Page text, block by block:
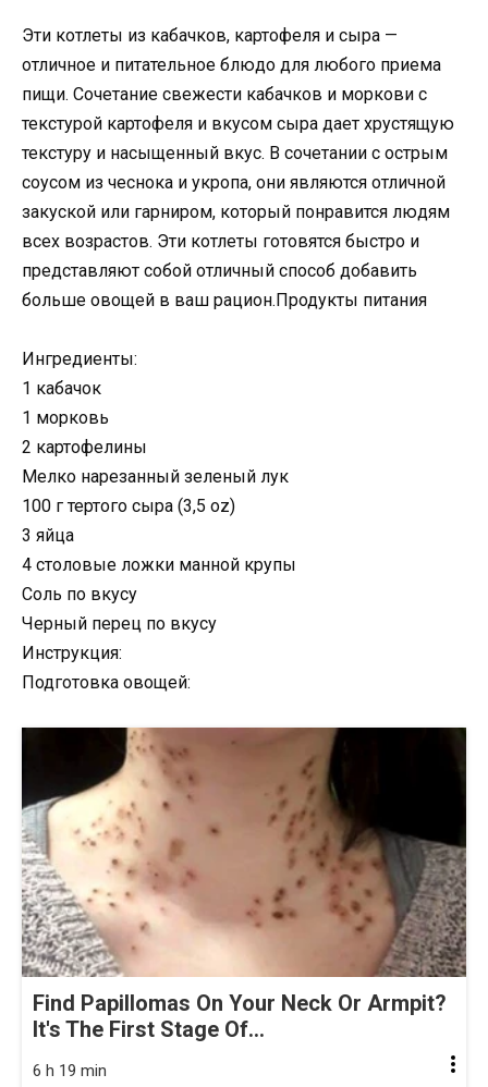
Эти котлеты из кабачков, картофеля и сыра —
отличное и питательное блюдо для любого приема
пищи. Сочетание свежести кабачков и моркови с
текстурой картофеля и вкусом сыра дает хрустящую
текстуру и насыщенный вкус. В сочетании с острым
соусом из чеснока и укропа, они являются отличной
закуской или гарниром, который понравится людям
всех возрастов. Эти котлеты готовятся быстро и
представляют собой отличный способ добавить
больше овощей в ваш рацион.Продукты питания
Ингредиенты:
1 кабачок
1 морковь
2 картофелины
Мелко нарезанный зеленый лук
100 г тертого сыра (3,5 oz)
3 яйца
4 столовые ложки манной крупы
Соль по вкусу
Черный перец по вкусу
Инструкция:
Подготовка овощей:
Find Papillomas On Your Neck Or Armpit?
It's The First Stage Of...
6 h 19 min